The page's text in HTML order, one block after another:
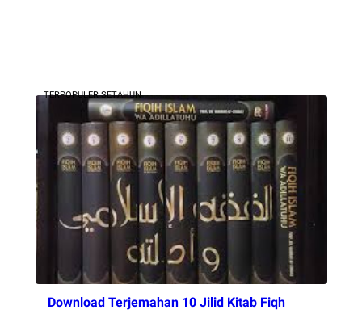
TERPOPULER SETAHUN
Download Terjemahan 10 Jilid Kitab Fiqh